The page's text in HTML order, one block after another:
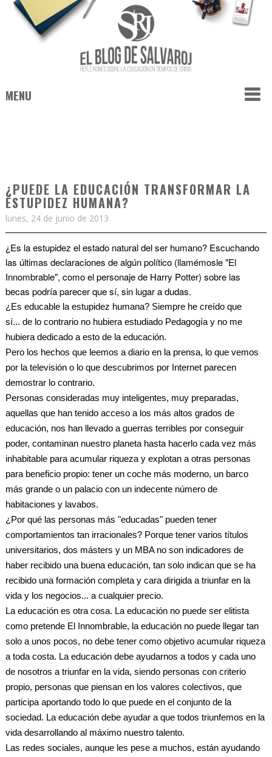
MENU
¿PUEDE LA EDUCACIÓN TRANSFORMAR LA
ESTUPIDEZ HUMANA?
lunes, 24 de junio de 2013
¿Es la estupidez el estado natural del ser humano? Escuchando
las últimas declaraciones de algún político (llamémosle "El
Innombrable", como el personaje de Harry Potter) sobre las
becas podría parecer que sí, sin lugar a dudas.
¿Es educable la estupidez humana? Siempre he creído que
sí... de lo contrario no hubiera estudiado Pedagogía y no me
hubiera dedicado a esto de la educación.
Pero los hechos que leemos a diario en la prensa, lo que vemos
por la televisión o lo que descubrimos por Internet parecen
demostrar lo contrario.
Personas consideradas muy inteligentes, muy preparadas,
aquellas que han tenido acceso a los más altos grados de
educación, nos han llevado a guerras terribles por conseguir
poder, contaminan nuestro planeta hasta hacerlo cada vez más
inhabitable para acumular riqueza y explotan a otras personas
para beneficio propio: tener un coche más moderno, un barco
más grande o un palacio con un indecente número de
habitaciones y lavabos.
¿Por qué las personas más "educadas" pueden tener
comportamientos tan irracionales? Porque tener varios títulos
universitarios, dos másters y un MBA no son indicadores de
haber recibido una buena educación, tan solo indican que se ha
recibido una formación completa y cara dirigida a triunfar en la
vida y los negocios... a cualquier precio.
La educación es otra cosa. La educación no puede ser elitista
como pretende El Innombrable, la educación no puede llegar tan
solo a unos pocos, no debe tener como objetivo acumular riqueza
a toda costa. La educación debe ayudarnos a todos y cada uno
de nosotros a triunfar en la vida, siendo personas con criterio
propio, personas que piensan en los valores colectivos, que
participa aportando todo lo que puede en el conjunto de la
sociedad. La educación debe ayudar a que todos triunfemos en la
vida desarrollando al máximo nuestro talento.
Las redes sociales, aunque les pese a muchos, están ayudando